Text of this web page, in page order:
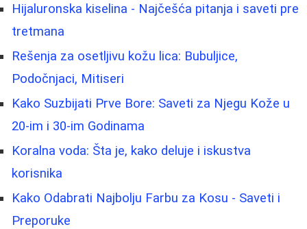
Hijaluronska kiselina - Najčešća pitanja i saveti pre
tretmana
Rešenja za osetljivu kožu lica: Bubuljice,
Podočnjaci, Mitiseri
Kako Suzbijati Prve Bore: Saveti za Njegu Kože u
20-im i 30-im Godinama
Koralna voda: Šta je, kako deluje i iskustva
korisnika
Kako Odabrati Najbolju Farbu za Kosu - Saveti i
Preporuke